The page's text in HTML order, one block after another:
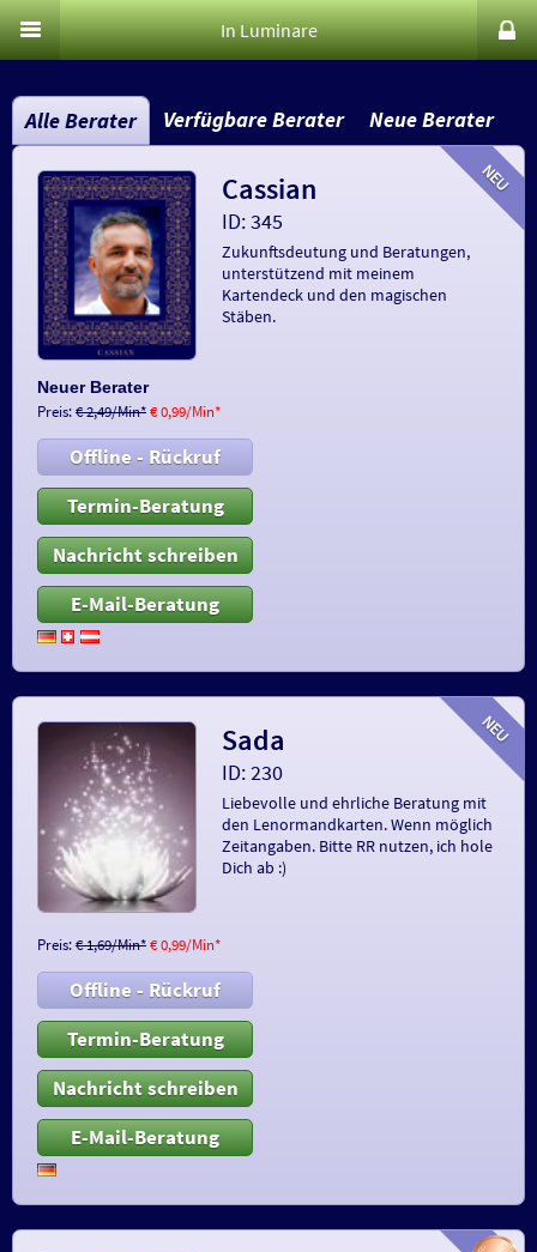
In Luminare
Alle Berater Verfügbare Berater Neue Berater
Cassian
ID: 345
Zukunftsdeutung und Beratungen,
unterstützend mit meinem
Kartendeck und den magischen
Stäben.
Neuer Berater
Preis:€ 2,49/Min*€ 0,99/Min*
Offline - Rückruf
Termin-Beratung
Nachricht schreiben
E-Mail-Beratung
Sada
ID: 230
Liebevolle und ehrliche Beratung mit
den Lenormandkarten. Wenn möglich
Zeitangaben. Bitte RR nutzen, ich hole
Dich ab :)
Preis:€ 1,69/Min*€ 0,99/Min*
Offline - Rückruf
Termin-Beratung
Nachricht schreiben
E-Mail-Beratung